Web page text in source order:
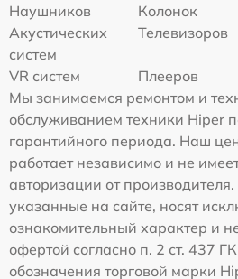
Наушников
Колонок
Акустических
систем
Телевизоров
VR систем
Плееров
Мы занимаемся ремонтом и
обслуживанием техники Hiper
гарантийного периода. Наш
работает независимо и не
авторизации от
указанные на сайте, носят
ознакомительный характер и
офертой согласно п. 2 ст. 437
обозначения торговой марки